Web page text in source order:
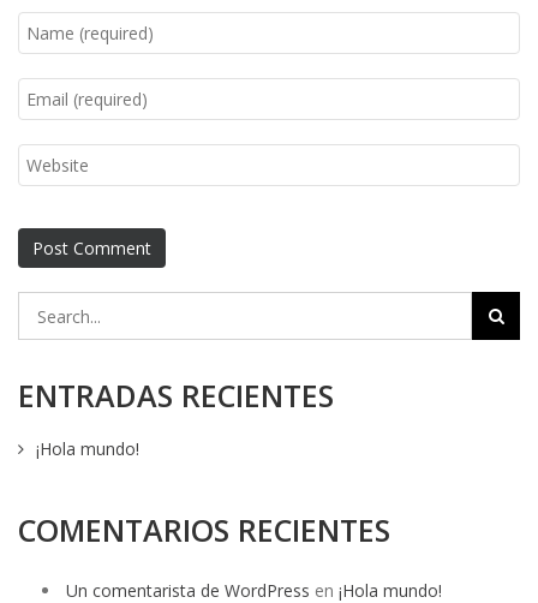
ENTRADAS RECIENTES
¡Hola mundo!
COMENTARIOS RECIENTES
Un comentarista de WordPress en ¡Hola mundo!